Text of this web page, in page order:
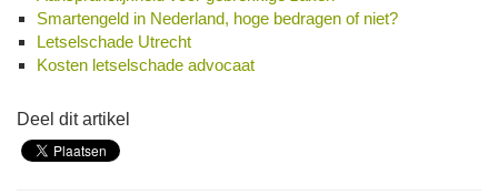
Smartengeld in Nederland, hoge bedragen of niet?
Letselschade Utrecht
Kosten letselschade advocaat
Deel dit artikel